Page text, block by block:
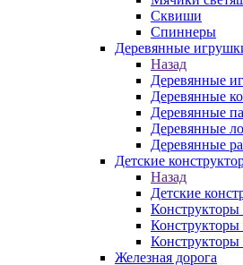
Сквиши
Спиннеры
Деревянные
Назад
Деревянные
Деревянные
Деревянные
Деревянные
Деревянные
Детские
Назад
Детские
Конструкторы
Железная дорога